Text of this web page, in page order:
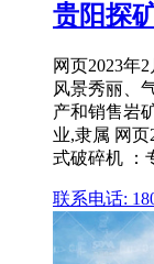
贵阳探
网页2023年
风景秀丽、
产和销售岩
业,隶属 网页
式破碎机 ：
联系电话: